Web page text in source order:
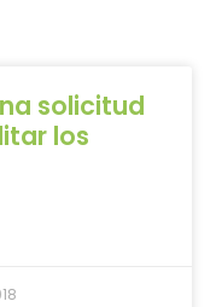
solicitud
los